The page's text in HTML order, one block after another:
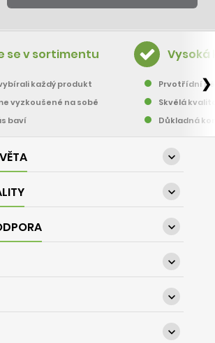
se v sortimentu
každý produkt
vyzkoušené na sobě
baví
Vysoká
Prvotřídní
Skvělá
Důkladná
❯





